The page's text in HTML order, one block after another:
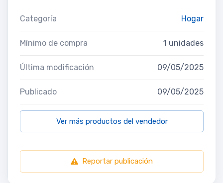
Categoría Hogar
Mínimo de compra 1 unidades
Última modificación 09/05/2025
Publicado 09/05/2025
Ver más productos del vendedor
Reportar publicación